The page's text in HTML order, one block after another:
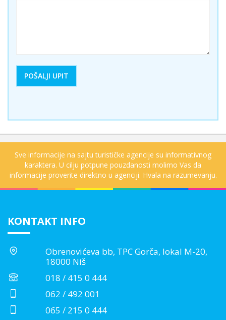
Sve informacije na sajtu turističke agencije su informativnog
karaktera. U cilju potpune pouzdanosti molimo Vas da
informacije proverite direktno u agenciji. Hvala na razumevanju.
KONTAKT INFO
Obrenovićeva bb, TPC Gorča, lokal M-20,
18000 Niš
018 / 415 0 444
062 / 492 001
065 / 215 0 444